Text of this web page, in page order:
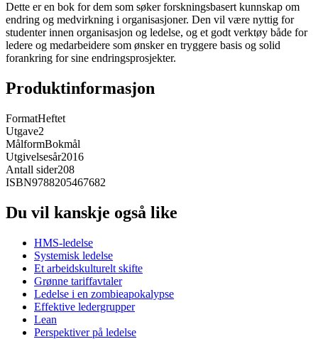
Dette er en bok for dem som søker forskningsbasert kunnskap om
endring og medvirkning i organisasjoner. Den vil være nyttig for
studenter innen organisasjon og ledelse, og et godt verktøy både for
ledere og medarbeidere som ønsker en tryggere basis og solid
forankring for sine endringsprosjekter.
Produktinformasjon
FormatHeftet
Utgave2
MålformBokmål
Utgivelsesår2016
Antall sider208
ISBN9788205467682
Du vil kanskje også like
HMS-ledelse
Systemisk ledelse
Et arbeidskulturelt skifte
Grønne tariffavtaler
Ledelse i en zombieapokalypse
Effektive ledergrupper
Lean
Perspektiver på ledelse